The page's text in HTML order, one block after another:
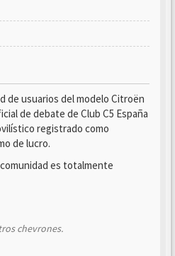
de usuarios del modelo Citroën
de debate de Club C5 España
registrado como
de lucro.
es totalmente
chevrones.